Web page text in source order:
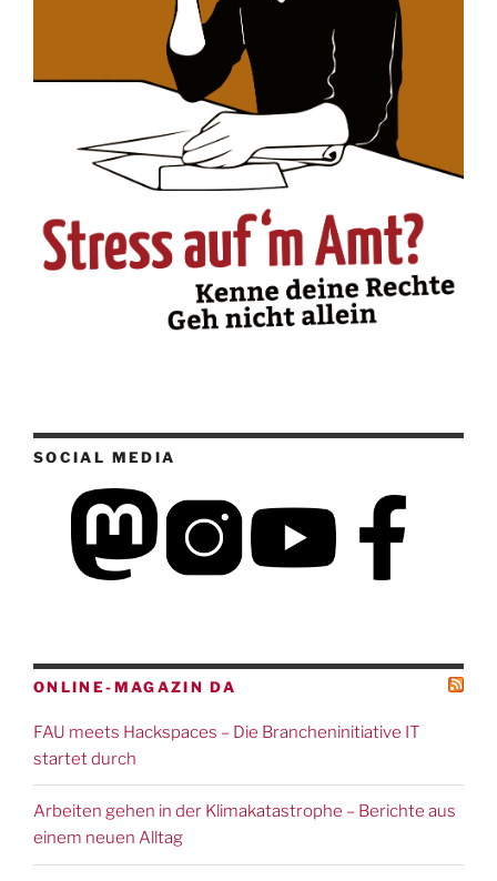
SOCIAL MEDIA
ONLINE-MAGAZIN DA
FAU meets Hackspaces – Die Brancheninitiative IT
startet durch
Arbeiten gehen in der Klimakatastrophe – Berichte aus
einem neuen Alltag